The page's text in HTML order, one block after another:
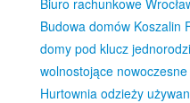
Biuro rachunkowe
Budowa domów Koszalin
domy pod klucz
wolnostojące
Hurtownia odzieży